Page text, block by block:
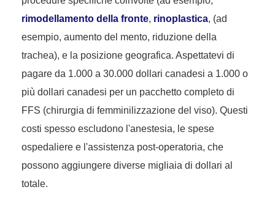
rimodellamento della fronte, rinoplastica, (ad
esempio, aumento del mento, riduzione della
trachea), e la posizione geografica. Aspettatevi di
pagare da 1.000 a 30.000 dollari canadesi a 1.000 o
più dollari canadesi per un pacchetto completo di
FFS (chirurgia di femminilizzazione del viso). Questi
costi spesso escludono l'anestesia, le spese
ospedaliere e l'assistenza post-operatoria, che
possono aggiungere diverse migliaia di dollari al
totale.